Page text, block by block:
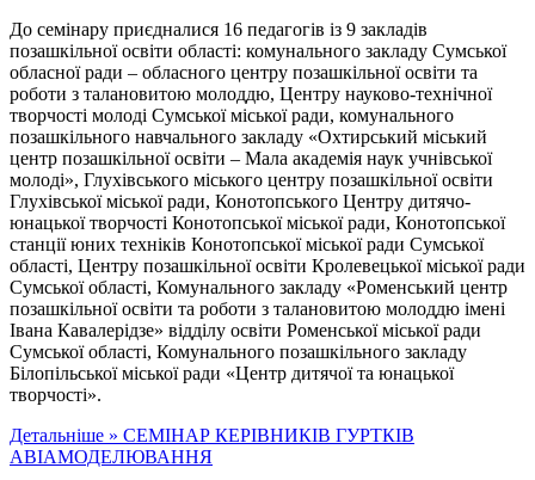
До семінару приєдналися 16 педагогів із 9 закладів
позашкільної освіти області: комунального закладу Сумської
обласної ради – обласного центру позашкільної освіти та
роботи з талановитою молоддю, Центру науково-технічної
творчості молоді Сумської міської ради, комунального
позашкільного навчального закладу «Охтирський міський
центр позашкільної освіти – Мала академія наук учнівської
молоді», Глухівського міського центру позашкільної освіти
Глухівської міської ради, Конотопського Центру дитячо-
юнацької творчості Конотопської міської ради, Конотопської
станції юних техніків Конотопської міської ради Сумської
області, Центру позашкільної освіти Кролевецької міської ради
Сумської області, Комунального закладу «Роменський центр
позашкільної освіти та роботи з талановитою молоддю імені
Івана Кавалерідзе» відділу освіти Роменської міської ради
Сумської області, Комунального позашкільного закладу
Білопільської міської ради «Центр дитячої та юнацької
творчості».
Детальніше » СЕМІНАР КЕРІВНИКІВ ГУРТКІВ
АВІАМОДЕЛЮВАННЯ